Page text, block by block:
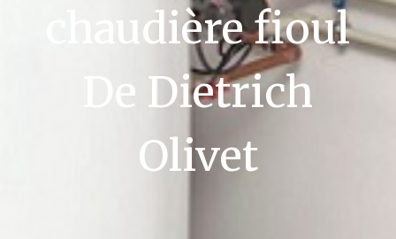
chaudière fioul
De Dietrich
Olivet